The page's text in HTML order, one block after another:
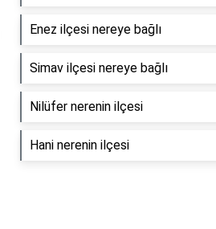
Enez ilçesi nereye bağlı
Simav ilçesi nereye bağlı
Nilüfer nerenin ilçesi
Hani nerenin ilçesi